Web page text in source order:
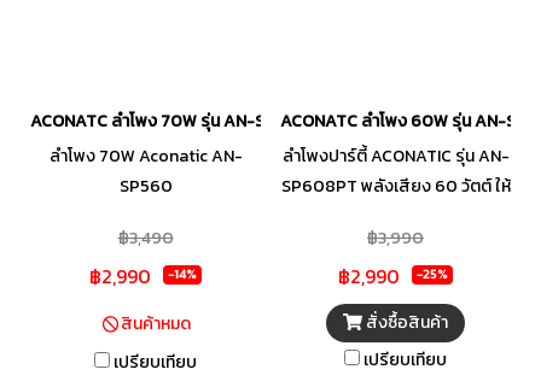
ACONATC ลำโพง 70W รุ่น AN-SP560
ลำโพง 70W Aconatic AN-
SP560
฿3,490
฿2,990 -14%
สินค้าหมด
เปรียบเทียบ
ACONATC ลำโพง 60W รุ่น AN-
ลำโพงปาร์ตี้ ACONATIC รุ่น AN-
SP608PT พลังเสียง 60 วัตต์ ให้
ลำโพงแยกกัน ทำให้ได้คุณภาพ
เสียงที่ดีขึ้นและครบถ้วน ดอกวูฟ
เฟอร์ (Woofer) : สร้างเสียงทุ้ม
และเสียงกลางต่ำ ดอกทวีตเตอร์
(Tweeter) : ทำหน้าที่สร้างเสียง
฿3,990
฿2,990 -25%
สั่งซื้อสินค้า
เปรียบเทียบ